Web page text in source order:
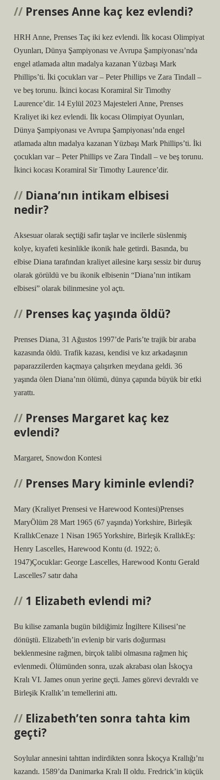
Prenses Anne kaç kez evlendi?
HRH Anne, Prenses Taç iki kez evlendi. İlk kocası Olimpiyat
Oyunları, Dünya Şampiyonası ve Avrupa Şampiyonası’nda
engel atlamada altın madalya kazanan Yüzbaşı Mark
Phillips’ti. İki çocukları var – Peter Phillips ve Zara Tindall –
ve beş torunu. İkinci kocası Koramiral Sir Timothy
Laurence’dir. 14 Eylül 2023 Majesteleri Anne, Prenses
Kraliyet iki kez evlendi. İlk kocası Olimpiyat Oyunları,
Dünya Şampiyonası ve Avrupa Şampiyonası’nda engel
atlamada altın madalya kazanan Yüzbaşı Mark Phillips’ti. İki
çocukları var – Peter Phillips ve Zara Tindall – ve beş torunu.
İkinci kocası Koramiral Sir Timothy Laurence’dir.
Diana’nın intikam elbisesi
nedir?
Aksesuar olarak seçtiği safir taşlar ve incilerle süslenmiş
kolye, kıyafeti kesinlikle ikonik hale getirdi. Basında, bu
elbise Diana tarafından kraliyet ailesine karşı sessiz bir duruş
olarak görüldü ve bu ikonik elbisenin “Diana’nın intikam
elbisesi” olarak bilinmesine yol açtı.
Prenses kaç yaşında öldü?
Prenses Diana, 31 Ağustos 1997’de Paris’te trajik bir araba
kazasında öldü. Trafik kazası, kendisi ve kız arkadaşının
paparazzilerden kaçmaya çalışırken meydana geldi. 36
yaşında ölen Diana’nın ölümü, dünya çapında büyük bir etki
yarattı.
Prenses Margaret kaç kez
evlendi?
Margaret, Snowdon Kontesi
Prenses Mary kiminle evlendi?
Mary (Kraliyet Prensesi ve Harewood Kontesi)Prenses
MaryÖlüm 28 Mart 1965 (67 yaşında) Yorkshire, Birleşik
KrallıkCenaze 1 Nisan 1965 Yorkshire, Birleşik KrallıkEş:
Henry Lascelles, Harewood Kontu (d. 1922; ö.
1947)Çocuklar: George Lascelles, Harewood Kontu Gerald
Lascelles7 satır daha
1 Elizabeth evlendi mi?
Bu kilise zamanla bugün bildiğimiz İngiltere Kilisesi’ne
dönüştü. Elizabeth’in evlenip bir varis doğurması
beklenmesine rağmen, birçok talibi olmasına rağmen hiç
evlenmedi. Ölümünden sonra, uzak akrabası olan İskoçya
Kralı VI. James onun yerine geçti. James görevi devraldı ve
Birleşik Krallık’ın temellerini attı.
Elizabeth’ten sonra tahta kim
geçti?
Soylular annesini tahttan indirdikten sonra İskoçya Krallığı’nı
kazandı. 1589’da Danimarka Kralı II oldu. Fredrick’in küçük